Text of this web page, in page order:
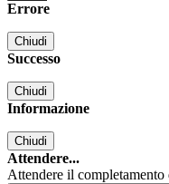
Errore
Chiudi
Successo
Chiudi
Informazione
Chiudi
Attendere...
Attendere il completamento